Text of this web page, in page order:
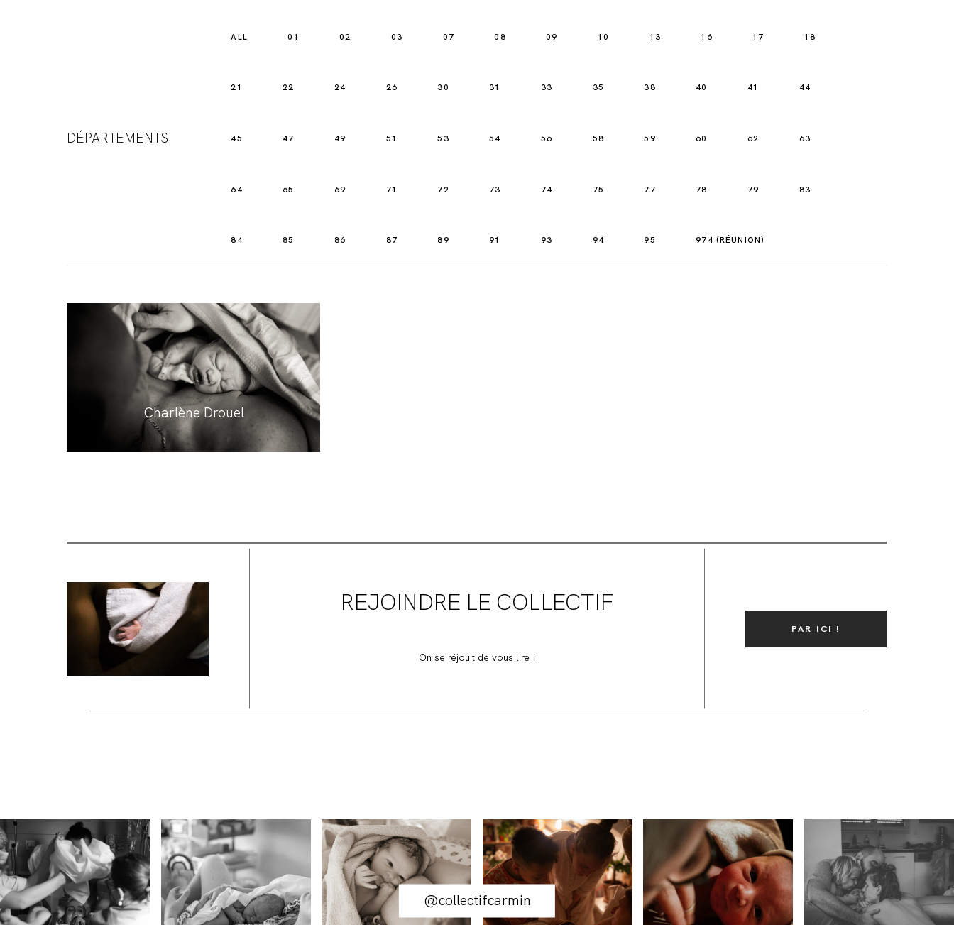
DÉPARTEMENTS
ALL 01 02 03 07 08 09 10 13 16 17 18
21 22 24 26 30 31 33 35 38 40 41 44
45 47 49 51 53 54 56 58 59 60 62 63
64 65 69 71 72 73 74 75 77 78 79 83
84 85 86 87 89 91 93 94 95 974 (RÉUNION)
Charlène Drouel
REJOINDRE LE COLLECTIF
PAR ICI !
On se réjouit de vous lire !
@collectifcarmin